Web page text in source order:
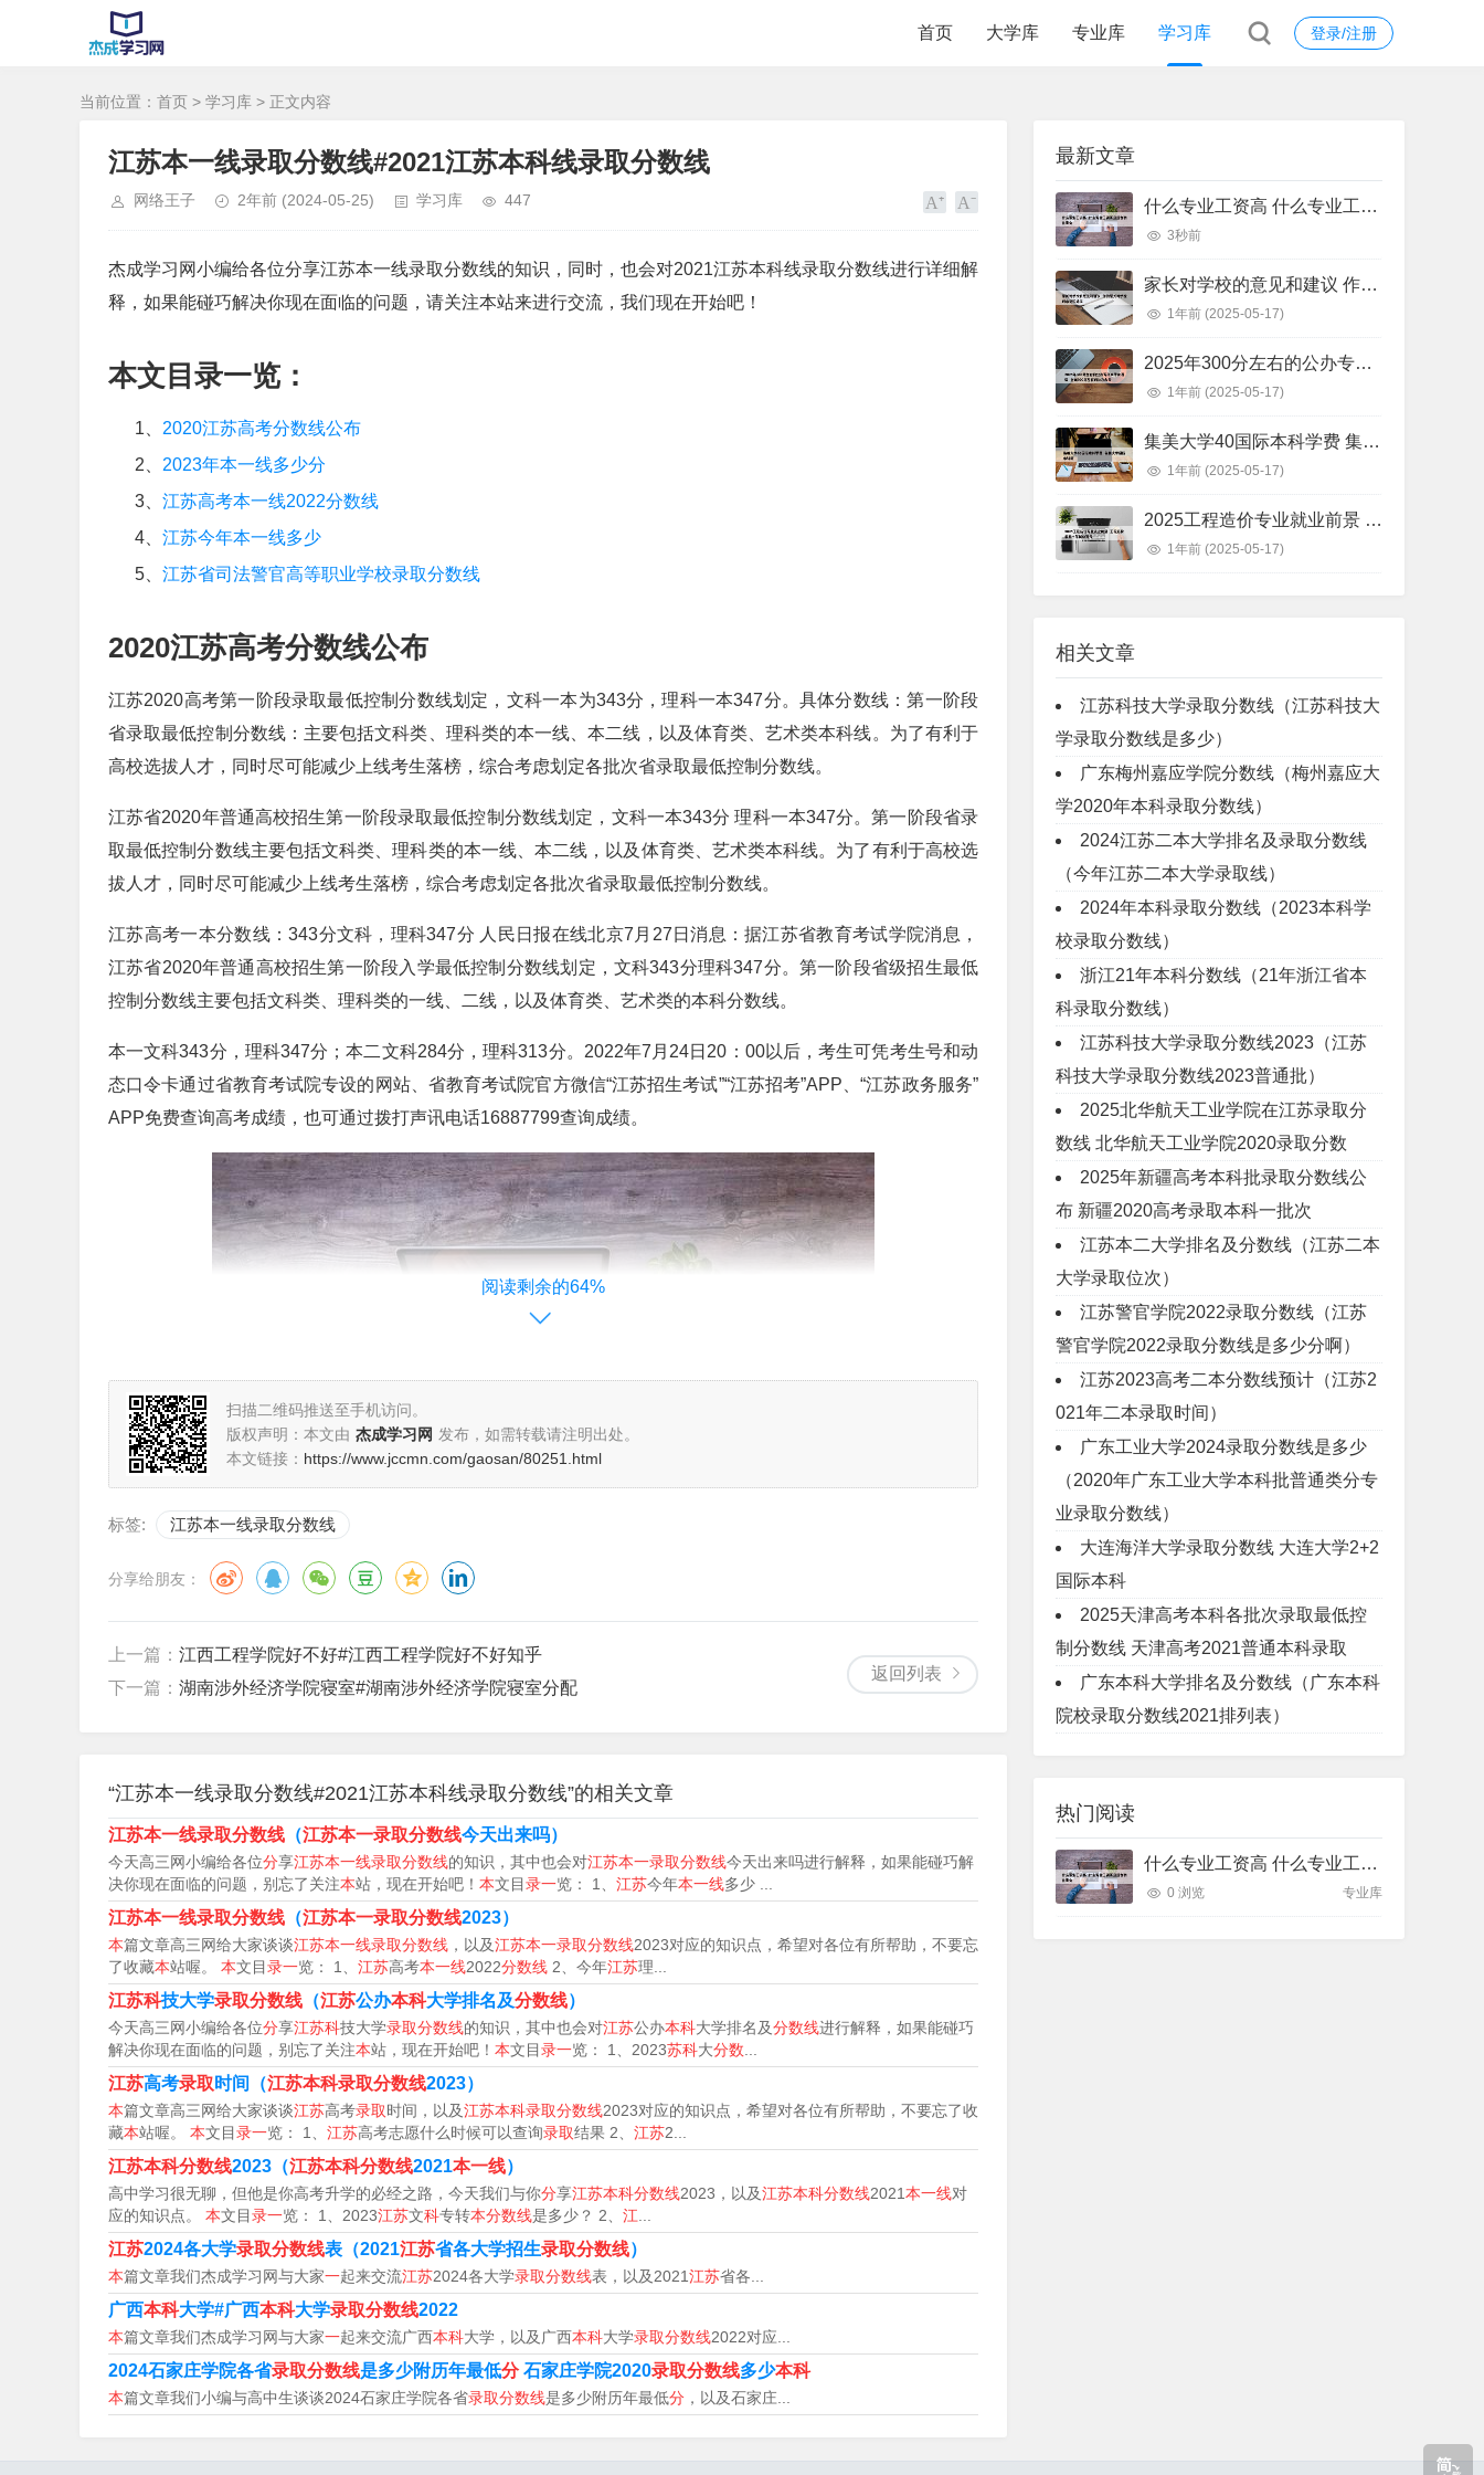
登录/注册
首页 大学库 专业库 学习库
当前位置： 首页 > 学习库 > 正文内容
江苏本一线录取分数线#2021江苏本科线录取分数线
网络王子 2年前 (2024-05-25) 学习库 447
杰成学习网小编给各位分享江苏本一线录取分数线的知识，同时，也会对2021江苏本科线录取分数线进行详细解
释，如果能碰巧解决你现在面临的问题，请关注本站来进行交流，我们现在开始吧！
本文目录一览：
1、 2020江苏高考分数线公布
2、 2023年本一线多少分
3、 江苏高考本一线2022分数线
4、 江苏今年本一线多少
5、 江苏省司法警官高等职业学校录取分数线
2020江苏高考分数线公布
江苏2020高考第一阶段录取最低控制分数线划定，文科一本为343分，理科一本347分。具体分数线：第一阶段
省录取最低控制分数线：主要包括文科类、理科类的本一线、本二线，以及体育类、艺术类本科线。为了有利于
高校选拔人才，同时尽可能减少上线考生落榜，综合考虑划定各批次省录取最低控制分数线。
江苏省2020年普通高校招生第一阶段录取最低控制分数线划定，文科一本343分 理科一本347分。第一阶段省录
取最低控制分数线主要包括文科类、理科类的本一线、本二线，以及体育类、艺术类本科线。为了有利于高校选
拔人才，同时尽可能减少上线考生落榜，综合考虑划定各批次省录取最低控制分数线。
江苏高考一本分数线：343分文科，理科347分 人民日报在线北京7月27日消息：据江苏省教育考试学院消息，
江苏省2020年普通高校招生第一阶段入学最低控制分数线划定，文科343分理科347分。第一阶段省级招生最低
控制分数线主要包括文科类、理科类的一线、二线，以及体育类、艺术类的本科分数线。
本一文科343分，理科347分；本二文科284分，理科313分。2022年7月24日20：00以后，考生可凭考生号和动
态口令卡通过省教育考试院专设的网站、省教育考试院官方微信“江苏招生考试”“江苏招考”APP、“江苏政务服务”
APP免费查询高考成绩，也可通过拨打声讯电话16887799查询成绩。
2023年本一线多少分
2、分。根据查询中国教育在线网显示，2023年本一线录取最低分数为530分。不同的省市本一线也不同，高考
分数线也不一样。北京530分能上的一本：北京航空航天大学、北京工业大学、北京理工大学、北京林业大学、
北京师范大学等。
3、本一线2023分数线：理科是516分，文科是525分。本科一批是指高考录取中的一种批次，通常是指招收分数
较高的优秀学生的批次。具体的本科一批分数线会因不同省份和不同年份而有所不同。每年高考后，各个省份根
据当年的考生情况、高校招生计划等因素确定本科一批的分数线。
4、本一线录取分数如下：吉林省文科一本录取分数线为：485分、理科一本录取分数线为：463分。宁夏省文科
一本录取分数线为：488分、理科一本录取分数线为：397分。江西省文科一本录取分数线为：533分、理科一本
录取分数线为：518分。
5、普通类（历史）：总分433分。普通类（物理）：总分439分。体育类：文化科总分365分，体育术科203
分。美术类：文化科总分325分，美术术科195分。音乐类（含音乐学、音乐表演-声乐、音乐表演-器乐）：文化
科总分325分，音乐术科195分。舞蹈类：文化科总分310分，舞蹈术科195分。
6、分、466分、525分。根据查询江苏省教育局信息显示，2023年江苏省高考成绩各批次录取分数线正式公布，
普通类本科历史等科目类471分，物理等科目类466分，特殊类型招生控制线历史类525分。
江苏高考本一线2022分数线
阅读剩余的64%
扫描二维码推送至手机访问。
版权声明：本文由 杰成学习网 发布，如需转载请注明出处。
本文链接： https://www.jccmn.com/gaosan/80251.html
标签: 江苏本一线录取分数线
分享给朋友：
返回列表
上一篇： 江西工程学院好不好#江西工程学院好不好知乎
下一篇： 湖南涉外经济学院寝室#湖南涉外经济学院寝室分配
“江苏本一线录取分数线#2021江苏本科线录取分数线”的相关文章
江苏本一线录取分数线 （江苏本一录取分数线今天出来吗）
今天高三网小编给各位分享江苏本一线录取分数线的知识，其中也会对江苏本一录取分数线今天出来吗进行解释，如果能碰巧解
决你现在面临的问题，别忘了关注本站，现在开始吧！ 本文目录一览： 1、 江苏今年本一线多少 ...
江苏本一线录取分数线 （江苏本一录取分数线2023）
本篇文章高三网给大家谈谈江苏本一线录取分数线 ，以及江苏本一录取分数线2023对应的知识点，希望对各位有所帮助，不要忘
了收藏本站喔。 本文目录一览： 1、 江苏高考本一线2022分数线 2、今年江苏理...
江苏科技大学录取分数线 （江苏公办本科大学排名及分数线）
今天高三网小编给各位分享江苏科技大学录取分数线的知识，其中也会对江苏公办本科大学排名及分数线进行解释，如果能碰巧
解决你现在面临的问题，别忘了关注本站，现在开始吧！ 本文目录一览： 1、2023苏科大分数
江苏高考录取 时间（江苏本科录取分数线2023）
本篇文章高三网给大家谈谈江苏高考录取时间，以及江苏本科录取分数线2023对应的知识点，希望对各位有所帮助，不要忘了收
藏本站喔。 本文目录一览： 1、 江苏高考志愿什么时候可以查询录取结果 2、 江苏2...
江苏本科分数线2023（江苏本科分数线2021本一线）
高中学习很无聊，但他是你高考升学的必经之路，今天我们与你分享江苏本科分数线2023，以及江苏本科分数线2021本一线对
应的知识点。 本文目录一览： 1、2023江苏文科专转本分数线是多少？ 2、 江
江苏2024各大学录取分数线表（2021江苏省各大学招生录取分数线）
本篇文章我们杰成学习网与大家一起来交流江苏2024各大学录取分数线表，以及2021江苏省各...
广西本科大学#广西本科大学录取分数线2022
本篇文章我们杰成学习网与大家一起来交流广西本科大学，以及广西本科大学录取分数线2022对应...
2024石家庄学院各省录取分数线是多少附历年最低分石家庄学院2020录取分数线多少本科
本篇文章我们小编与高中生谈谈2024石家庄学院各省录取分数线是多少附历年最低分 ，以及石家庄...
最新文章
什么专业工资高 什么专业工资高且适合物化生女
3秒前
家长对学校的意见和建议 作为家长对学校的意见和建议
1年前 (2025-05-17)
2025年300分左右的公办专科大学有哪些 全国300分左右的公办大专
1年前 (2025-05-17)
集美大学40国际本科学费 集美大学国际本科班
1年前 (2025-05-17)
2025工程造价专业就业前景 工程造价未来十年就业前景
1年前 (2025-05-17)
相关文章
江苏科技大学录取分数线（江苏科技大
学录取分数线是多少）
广东梅州嘉应学院分数线（梅州嘉应大
学2020年本科录取分数线）
2024江苏二本大学排名及录取分数线
（今年江苏二本大学录取线）
2024年本科录取分数线（2023本科学
校录取分数线）
浙江21年本科分数线（21年浙江省本
科录取分数线）
江苏科技大学录取分数线2023（江苏
科技大学录取分数线2023普通批）
2025北华航天工业学院在江苏录取分
数线 北华航天工业学院2020录取分数
2025年新疆高考本科批录取分数线公
布 新疆2020高考录取本科一批次
江苏本二大学排名及分数线（江苏二本
大学录取位次）
江苏警官学院2022录取分数线（江苏
警官学院2022录取分数线是多少分啊）
江苏2023高考二本分数线预计（江苏2
021年二本录取时间）
广东工业大学2024录取分数线是多少
（2020年广东工业大学本科批普通类分专
业录取分数线）
大连海洋大学录取分数线 大连大学2+2
国际本科
2025天津高考本科各批次录取最低控
制分数线 天津高考2021普通本科录取
广东本科大学排名及分数线（广东本科
院校录取分数线2021排列表）
热门阅读
什么专业工资高 什么专业工资高且适合物化生女
0 浏览 专业库